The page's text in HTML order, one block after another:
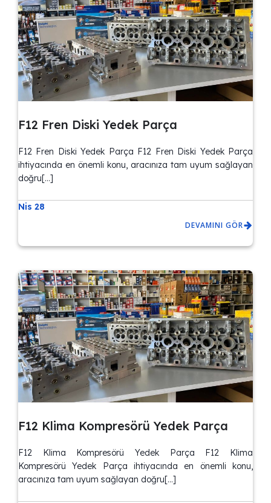
F12 Fren Diski Yedek Parça
F12 Fren Diski Yedek Parça F12 Fren Diski Yedek Parça
ihtiyacında en önemli konu, aracınıza tam uyum sağlayan
doğru[…]
Nis 28
DEVAMINI GÖR
F12 Klima Kompresörü Yedek Parça
F12 Klima Kompresörü Yedek Parça F12 Klima
Kompresörü Yedek Parça ihtiyacında en önemli konu,
aracınıza tam uyum sağlayan doğru[…]